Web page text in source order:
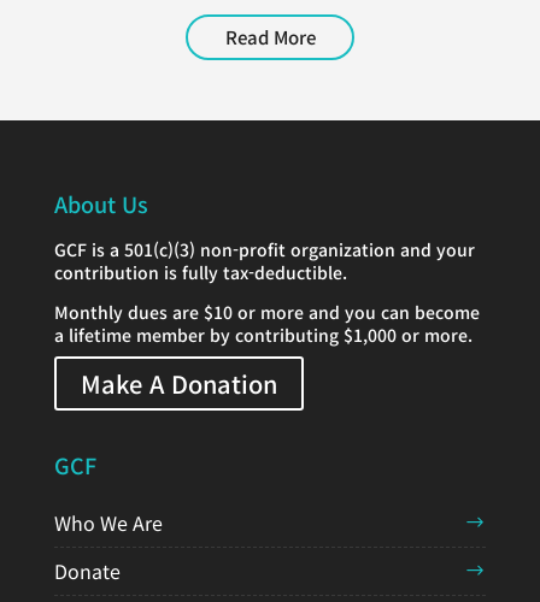
Read More
About Us
GCF is a 501(c)(3) non-profit organization and your
contribution is fully tax-deductible.
Monthly dues are $10 or more and you can become
a lifetime member by contributing $1,000 or more.
Make A Donation
GCF
Who We Are
Donate